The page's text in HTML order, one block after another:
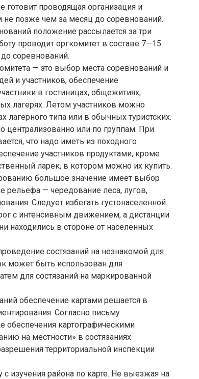
проводящая организация и
позже чем за месяц до соревнований.
положение рассылается за три
проводит оргкомитет в составе 7—15
соревнований.
— это выбор места соревнований и
и участников, обеспечение
в гостиницах, общежитиях,
лагерях. Летом участников можно
типа или в обычных туристских.
централизованно или по группам. При
что надо иметь из походного
участников продуктами, кроме
ларек, в котором можно их купить.
большое значение имеет выбор
рельефа — чередование леса, лугов,
Следует избегать густонаселенной
с интенсивным движением, а дистанции
находились в стороне от населенных
состязаний на незнакомой для
может быть использован для
для состязаний на маркированной
обеспечение картами решается в
Согласно письму
обеспечения картографическими
на местности» в состязаниях
территориальной инспекции
изучения района по карте. Не выезжая на